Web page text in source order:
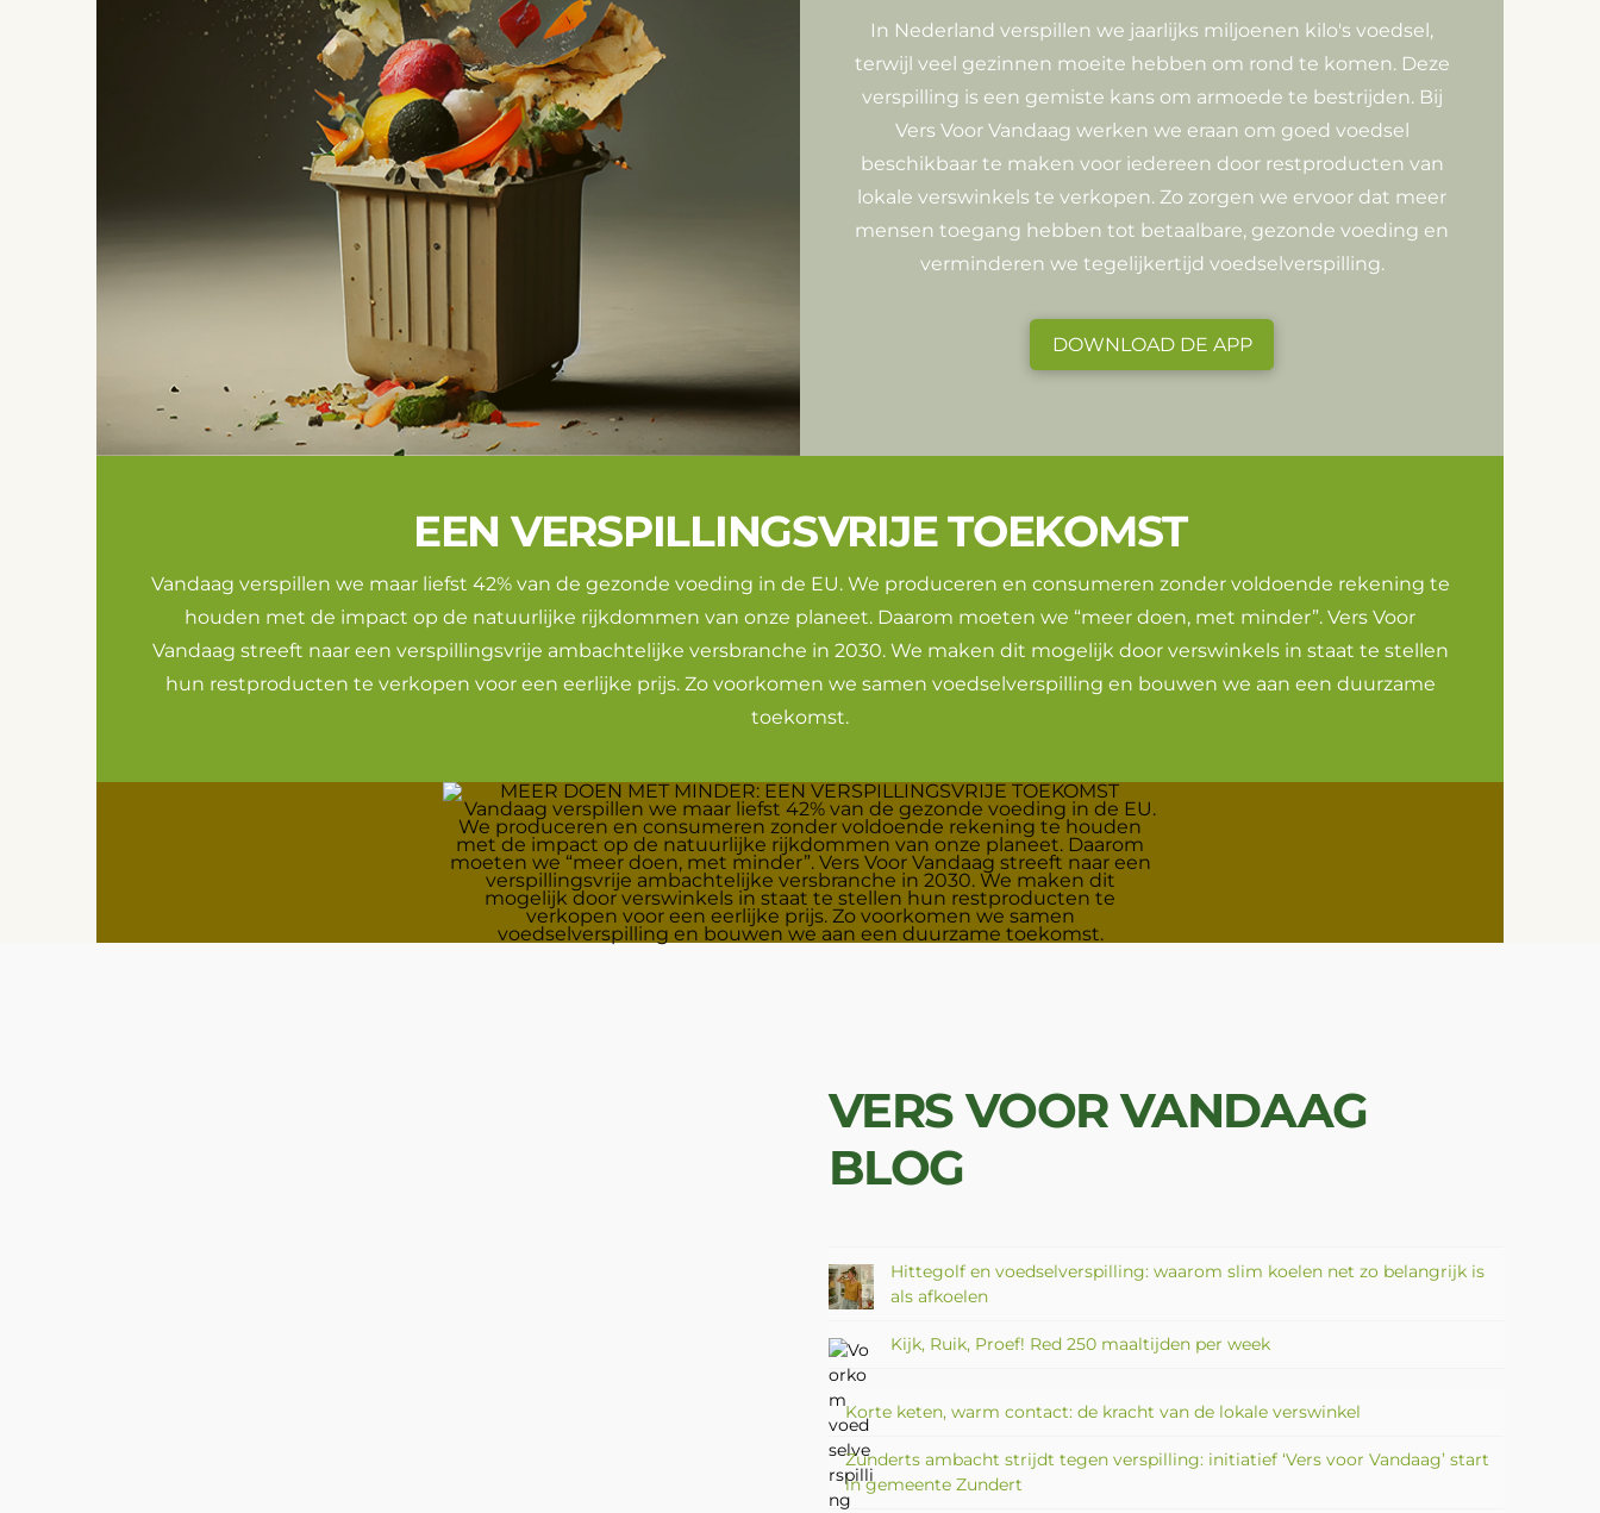
In Nederland verspillen we jaarlijks miljoenen kilo's voedsel,
terwijl veel gezinnen moeite hebben om rond te komen. Deze
verspilling is een gemiste kans om armoede te bestrijden. Bij
Vers Voor Vandaag werken we eraan om goed voedsel
beschikbaar te maken voor iedereen door restproducten van
lokale verswinkels te verkopen. Zo zorgen we ervoor dat meer
mensen toegang hebben tot betaalbare, gezonde voeding en
verminderen we tegelijkertijd voedselverspilling.
DOWNLOAD DE APP
EEN VERSPILLINGSVRIJE TOEKOMST
Vandaag verspillen we maar liefst 42% van de gezonde voeding in de EU. We produceren en consumeren zonder voldoende rekening te
houden met de impact op de natuurlijke rijkdommen van onze planeet. Daarom moeten we “meer doen, met minder”. Vers Voor
Vandaag streeft naar een verspillingsvrije ambachtelijke versbranche in 2030. We maken dit mogelijk door verswinkels in staat te stellen
hun restproducten te verkopen voor een eerlijke prijs. Zo voorkomen we samen voedselverspilling en bouwen we aan een duurzame
toekomst.
VERS VOOR VANDAAG
BLOG
Hittegolf en voedselverspilling: waarom slim koelen net zo belangrijk is
als afkoelen
Kijk, Ruik, Proef! Red 250 maaltijden per week
Korte keten, warm contact: de kracht van de lokale verswinkel
Zunderts ambacht strijdt tegen verspilling: initiatief ‘Vers voor Vandaag’ start
in gemeente Zundert